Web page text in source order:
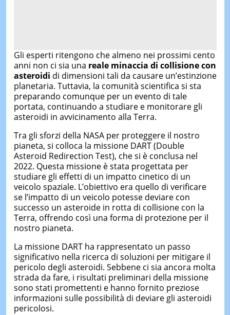
Gli esperti ritengono che almeno nei prossimi cento
anni non ci sia una reale minaccia di collisione con
asteroidi di dimensioni tali da causare un’estinzione
planetaria. Tuttavia, la comunità scientifica si sta
preparando comunque per un evento di tale
portata, continuando a studiare e monitorare gli
asteroidi in avvicinamento alla Terra.
Tra gli sforzi della NASA per proteggere il nostro
pianeta, si colloca la missione DART (Double
Asteroid Redirection Test), che si è conclusa nel
2022. Questa missione è stata progettata per
studiare gli effetti di un impatto cinetico di un
veicolo spaziale. L’obiettivo era quello di verificare
se l’impatto di un veicolo potesse deviare con
successo un asteroide in rotta di collisione con la
Terra, offrendo così una forma di protezione per il
nostro pianeta.
La missione DART ha rappresentato un passo
significativo nella ricerca di soluzioni per mitigare il
pericolo degli asteroidi. Sebbene ci sia ancora molta
strada da fare, i risultati preliminari della missione
sono stati promettenti e hanno fornito preziose
informazioni sulle possibilità di deviare gli asteroidi
pericolosi.